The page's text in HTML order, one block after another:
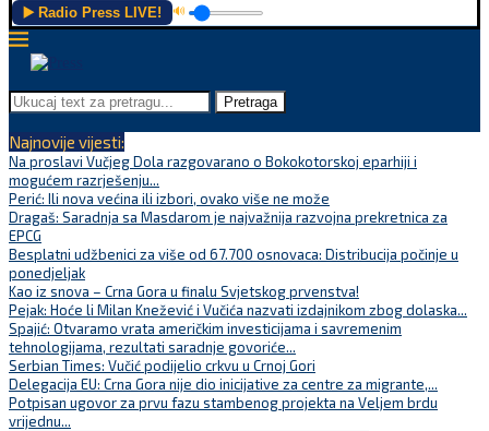
▶️ Radio Press LIVE! 🔊
Pretraga
Najnovije vijesti:
Na proslavi Vučjeg Dola razgovarano o Bokokotorskoj eparhiji i
mogućem razrješenju...
Perić: Ili nova većina ili izbori, ovako više ne može
Dragaš: Saradnja sa Masdarom je najvažnija razvojna prekretnica za
EPCG
Besplatni udžbenici za više od 67.700 osnovaca: Distribucija počinje u
ponedjeljak
Kao iz snova – Crna Gora u finalu Svjetskog prvenstva!
Pejak: Hoće li Milan Knežević i Vučića nazvati izdajnikom zbog dolaska...
Spajić: Otvaramo vrata američkim investicijama i savremenim
tehnologijama, rezultati saradnje govoriće...
Serbian Times: Vučić podijelio crkvu u Crnoj Gori
Delegacija EU: Crna Gora nije dio inicijative za centre za migrante,...
Potpisan ugovor za prvu fazu stambenog projekta na Veljem brdu
vrijednu...